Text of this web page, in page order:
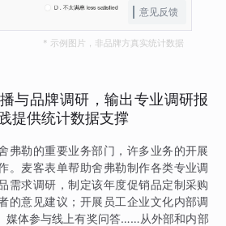
意见反馈
* 示例图片，非品牌方真实统计数据
与品牌调研，输出专业调研报
提供统计数据支撑
弗勒的重要业务部门，许多业务的开展
。麦客表单帮助舍弗勒制作各类专业调
需求调研，制定该年度促销品定制采购
的意见建议；开展员工企业文化内部调
媒体参与线上有奖问答……从外部和内部